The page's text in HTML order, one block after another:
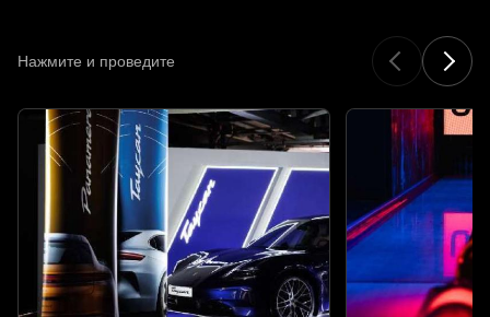
Нажмите и проведите